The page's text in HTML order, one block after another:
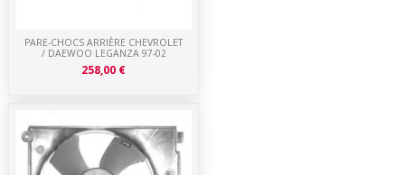
PARE-CHOCS ARRIÈRE CHEVROLET
/ DAEWOO LEGANZA 97-02
258,00 €